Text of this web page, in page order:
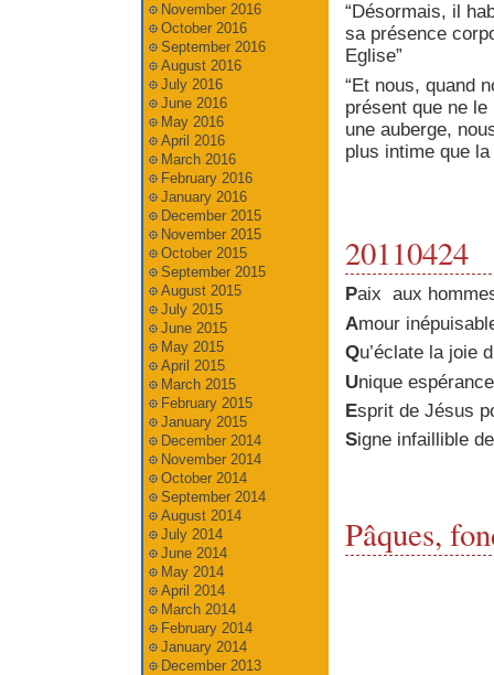
“Désormais, il
sa présence
Eglise”
“Et nous, quand
présent que ne
une auberge,
plus intime que
20110424
Paix aux
Amour
Qu’éclate la joie
Unique
Esprit de Jésus
Signe infaillible
Pâques,
November 2016
October 2016
September 2016
August 2016
July 2016
June 2016
May 2016
April 2016
March 2016
February 2016
January 2016
December 2015
November 2015
October 2015
September 2015
August 2015
July 2015
June 2015
May 2015
April 2015
March 2015
February 2015
January 2015
December 2014
November 2014
October 2014
September 2014
August 2014
July 2014
June 2014
May 2014
April 2014
March 2014
February 2014
January 2014
December 2013